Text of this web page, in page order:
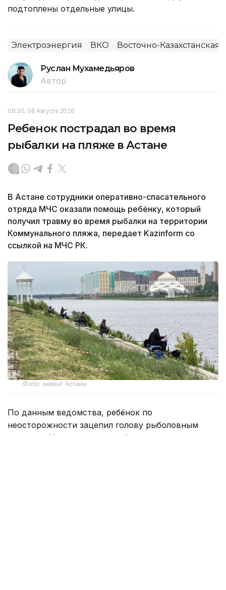
подтоплены отдельные улицы.
Электроэнергия ВКО Восточно-Казахстанская
Руслан Мухамедьяров
Автор
08:30, 06 Августа 2026
Ребенок пострадал во время
рыбалки на пляже в Астане
В Астане сотрудники оперативно-спасательного
отряда МЧС оказали помощь ребёнку, который
получил травму во время рыбалки на территории
Коммунального пляжа, передает Kazinform со
ссылкой на МЧС РК.
Фото: акимат Астаны
По данным ведомства, ребёнок по
неосторожности зацепил голову рыболовным
крючком. Находившиеся поблизости спасатели,